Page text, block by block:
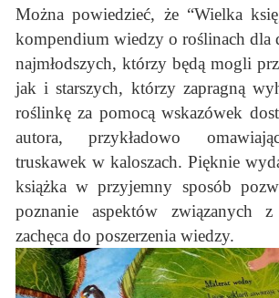
Można powiedzieć, że “Wielka
kompendium wiedzy o roślinach dla
najmłodszych, którzy będą mogli
jak i starszych, którzy zapragną
roślinkę za pomocą wskazówek
autora, przykładowo
truskawek w kaloszach. Pięknie
książka w przyjemny sposób
poznanie aspektów związanych
zachęca do poszerzenia wiedzy.